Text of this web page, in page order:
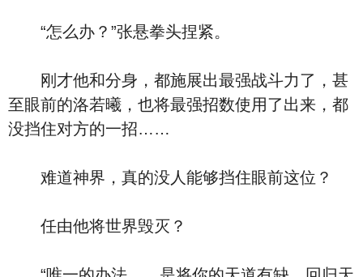
“怎么办？”张悬拳头捏紧。
刚才他和分身，都施展出最强战斗力了，甚
至眼前的洛若曦，也将最强招数使用了出来，都
没挡住对方的一招……
难道神界，真的没人能够挡住眼前这位？
任由他将世界毁灭？